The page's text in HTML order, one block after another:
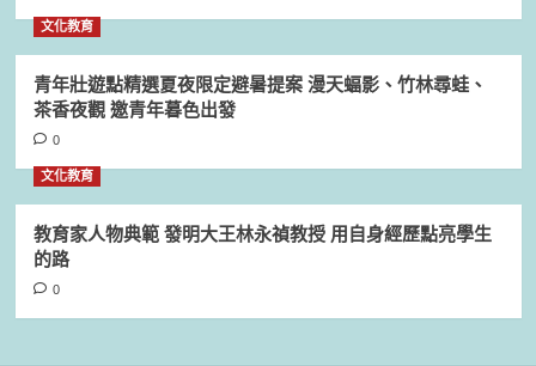
文化教育
青年壯遊點精選夏夜限定避暑提案 漫天蝠影、竹林尋蛙、
茶香夜觀 邀青年暮色出發
0
文化教育
教育家人物典範 發明大王林永禎教授 用自身經歷點亮學生
的路
0